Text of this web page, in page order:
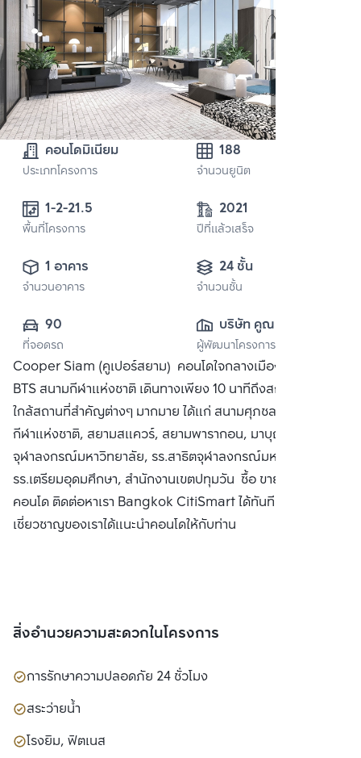
คอนโดมิเนียม
ประเภทโครงการ
188
จำนวนยูนิต
1-2-21.5
พื้นที่โครงการ
2021
ปีที่แล้วเสร็จ
1 อาคาร
จำนวนอาคาร
24 ชั้น
จำนวนชั้น
90
ที่จอดรถ
บริษัท คูณ เอสเตท
จำกัด
ผู้พัฒนาโครงการ
Cooper Siam (คูเปอร์สยาม) คอนโดใจกลางเมือง ใกล้รถไฟฟ้า
BTS สนามกีฬาแห่งชาติ เดินทางเพียง 10 นาทีถึงสถานีสยาม
ใกล้สถานที่สำคัญต่างๆ มากมาย ได้แก่ สนามศุภชลาศัย, สนาม
กีฬาแห่งชาติ, สยามสแควร์, สยามพารากอน, มาบุญครอง,
จุฬาลงกรณ์มหาวิทยาลัย, รร.สาธิตจุฬาลงกรณ์มหาวิทยาลัย,
รร.เตรียมอุดมศึกษา, สำนักงานเขตปทุมวัน ซื้อ ขาย หรือ เช่า
คอนโด ติดต่อหาเรา Bangkok CitiSmart ได้ทันที เพื่อให้ผู้
เชี่ยวชาญของเราได้แนะนำคอนโดให้กับท่าน
สิ่งอำนวยความสะดวกในโครงการ
การรักษาความปลอดภัย 24 ชั่วโมง
สระว่ายน้ำ
โรงยิม, ฟิตเนส